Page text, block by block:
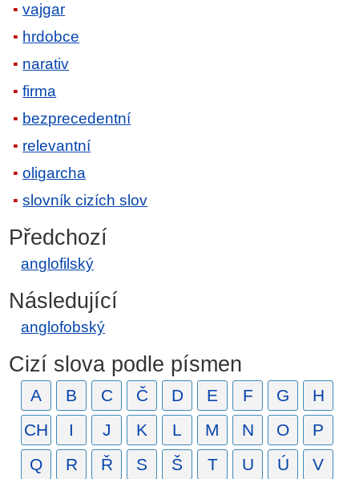
vajgar
hrdobce
narativ
firma
bezprecedentní
relevantní
oligarcha
slovník cizích slov
Předchozí
anglofilský
Následující
anglofobský
Cizí slova podle písmen
A B C Č D E F G
H
CH
I J K L M N O
P
Q
R Ř S Š T U Ú V